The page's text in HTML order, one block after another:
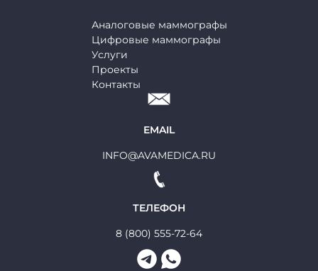
Аналоговые маммографы
Цифровые маммографы
Услуги
Проекты
Контакты
EMAIL
INFO@AVAMEDICA.RU
ТЕЛЕФОН
8 (800) 555-72-64